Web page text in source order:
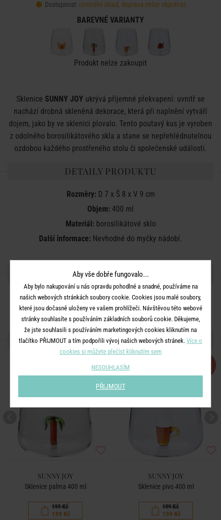
Dostupnost: centrální sklad, doprava nelze objednat
BAREVNÉ VARIANTY
Produkt nelze zakoupit
Sklenice SUNNY JOY ukrývá příjemné překvapení: uvnitř se
nachází drobná skleněná dekorace, která při naplnění vytváří
dojem, jako by ve sklenici plovalo. Tento poutavý kus je vyroben
z odolného borosilikátového skla a stane se nepřehlédnutelnou
ozdobou každého prostřeného stolu či společenské události.
DETAILY PRODUKTU
Rozměry:D 7 x Š 8 x V 9 cm
Objem: 400 ml
Materiál:borosilikátové sklo
Další informace: Nevhodné do myčky nádobí.
SDÍLEJTE S PŘÁTELI
DALŠÍ PRODUKTY ZE SÉRIE
-30%
SUNNY JOY
Sklenice palma 400 ml
199 Kč
139 Kč
SUNNY JOY
Sklenice pivo 400 ml
199 Kč
139 Kč
Aby vše dobře fungovalo...
Aby bylo nakupování u nás opravdu pohodlné a snadné, používáme na
našich webových stránkách soubory cookie. Cookies jsou malé soubory,
které jsou dočasně uloženy ve vašem prohlížeči. Návštěvou této webové
stránky souhlasíte s používáním základních souborů cookie. Děkujeme,
že jste souhlasili s používáním marketingových cookies kliknutím na
tlačítko PŘIJMOUT a tím podpořili vývoj našich webových stránek. Více o
cookies si můžete přečíst kliknutím sem
NESOUHLASÍM
PŘIJMOUT